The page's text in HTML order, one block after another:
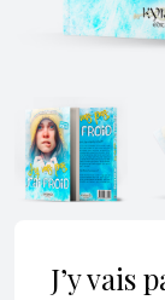
J’y vais